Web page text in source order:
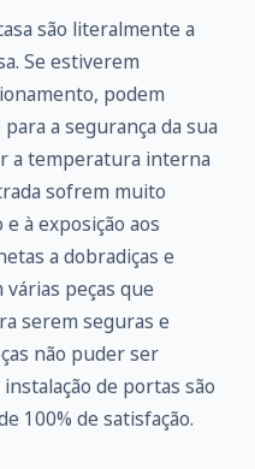
são literalmente a
Se estiverem
podem
a segurança da sua
a temperatura interna
sofrem muito
à exposição aos
a dobradiças e
peças que
serem seguras e
não puder ser
de portas são
100% de satisfação.